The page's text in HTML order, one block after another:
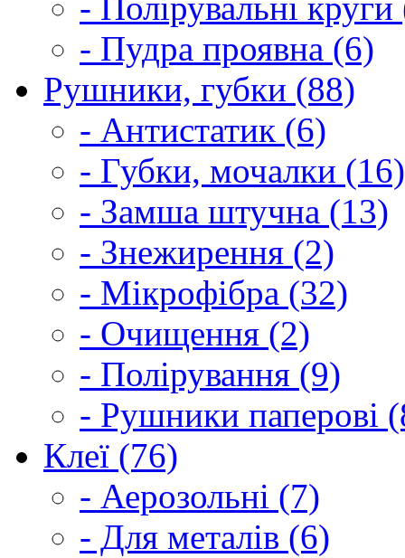
- Пудра проявна (6)
Рушники, губки (88)
- Антистатик (6)
- Губки, мочалки (16)
- Замша штучна (13)
- Знежирення (2)
- Мікрофібра (32)
- Очищення (2)
- Полірування (9)
- Рушники паперові
Клеї (76)
- Аерозольні (7)
- Для металів (6)